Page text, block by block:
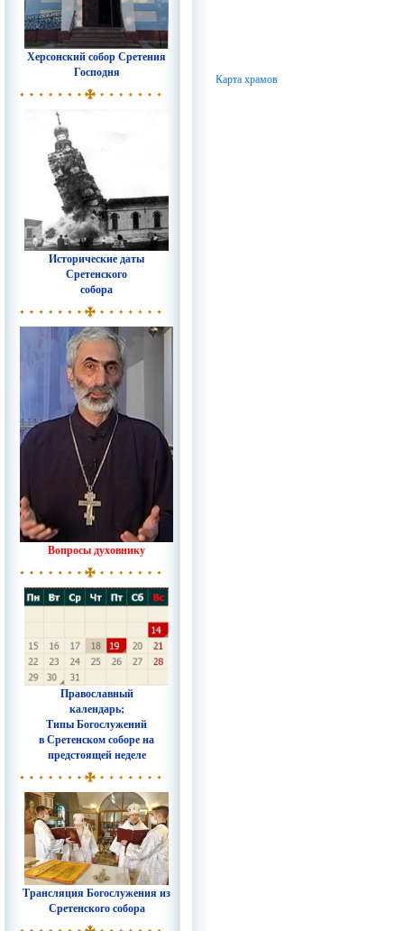
Херсонский собор Сретения
Господня
Исторические даты
Сретенского
собора
Вопросы духовнику
Православный
календарь;
Типы Богослужений
в Сретенском соборе на
предстоящей неделе
Трансляция Богослужения из
Сретенского собора
Карта храмов